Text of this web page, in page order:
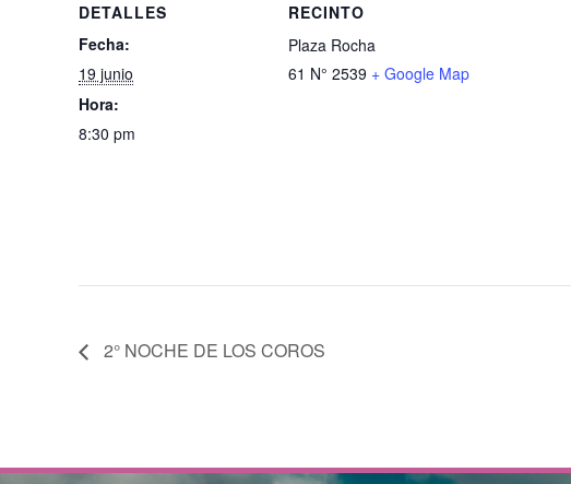
DETALLES
Fecha:
19 junio
Hora:
8:30 pm
RECINTO
Plaza Rocha
61 N° 2539 + Google Map
2° NOCHE DE LOS COROS